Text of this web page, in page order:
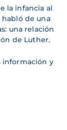
la infancia al
habló de una
una relación
de Luther.
información y